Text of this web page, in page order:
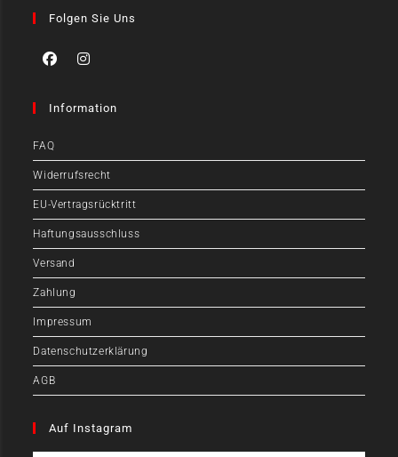
Folgen Sie Uns
Information
FAQ
Widerrufsrecht
EU-Vertragsrücktritt
Haftungsausschluss
Versand
Zahlung
Impressum
Datenschutzerklärung
AGB
Auf Instagram